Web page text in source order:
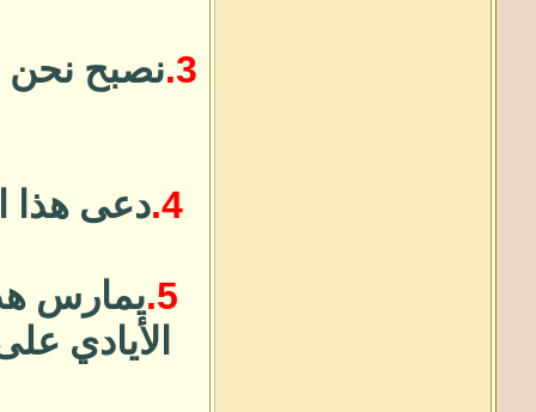
3. نصبح نحن
4. دعى هذا
5. يمارس
الأيادي